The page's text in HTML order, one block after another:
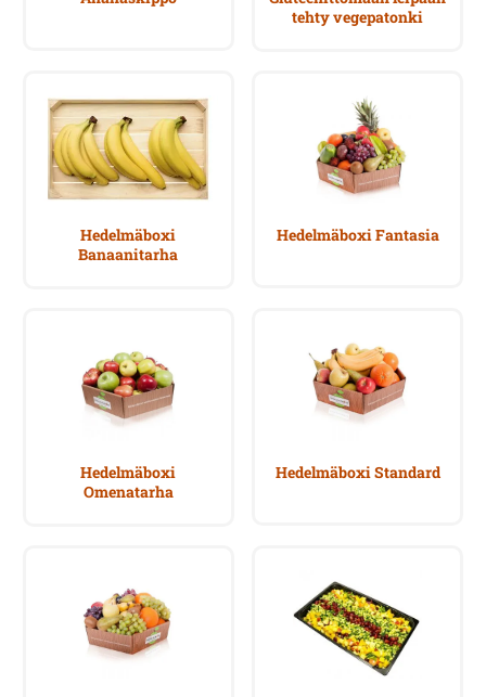
tehty vegepatonki
Hedelmäboxi
Banaanitarha
Hedelmäboxi Fantasia
Hedelmäboxi
Omenatarha
Hedelmäboxi Standard